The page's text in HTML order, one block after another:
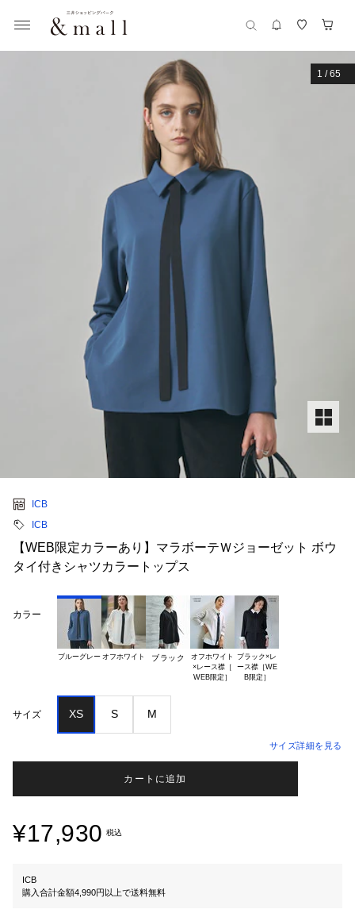
1 /65
ICB
ICB
【WEB限定カラーあり】マラボーテＷジョーゼット ボウ
タイ付きシャツカラートップス
カラー
ブルーグレー オフホワイト ブラック
オフホワイト
×レース襟［
ブラック×レ
ース襟［WE
サイズ XS S M
サイズ詳細を見る
カートに追加
¥17,930 税込
ICB
購入合計金額4,990円以上で送料無料